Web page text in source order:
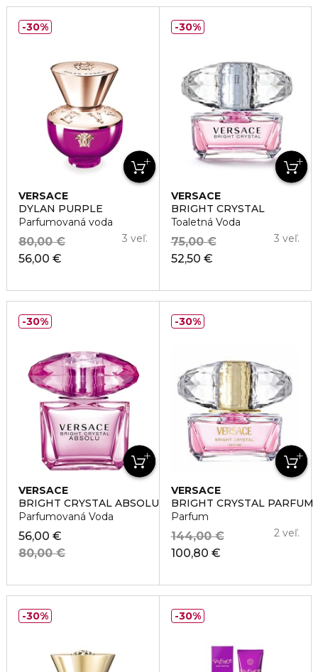
VERSACE
DYLAN PURPLE
Parfumovaná voda
56,00 €
80,00 € 3 veľ.
30%
VERSACE
BRIGHT CRYSTAL
Toaletná Voda
52,50 €
75,00 € 3 veľ.
30%
VERSACE
BRIGHT CRYSTAL ABSOLU
Parfumovaná Voda
56,00 €
80,00 €
30%
VERSACE
BRIGHT CRYSTAL PARFUM
Parfum
100,80 €
144,00 € 2 veľ.
30%
30% 30%